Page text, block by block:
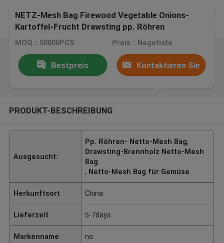
NETZ-Mesh Bag Firewood Vegetable Onions-
Kartoffel-Frucht Drawsting pp. Röhren
MOQ：50000PCS Preis：Negotiate
Bestpreis Kontaktieren Sie
PRODUKT-BESCHREIBUNG
Ausgesucht:
Pp. Röhren- Netto-Mesh Bag,
Drawsting-Brennholz Netto-Mesh
Bag
, Netto-Mesh Bag für Gemüse
Herkunftsort China
Lieferzeit 5-7days
Markenname no